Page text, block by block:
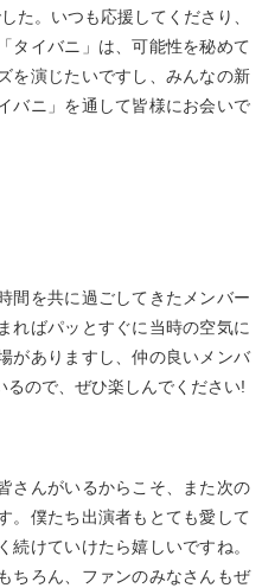
た。いつも応援してくださり、
タイバニ」は、可能性を秘めて
を演じたいですし、みんなの新
バニ」を通して皆様にお会いで
間を共に過ごしてきたメンバー
ればパッとすぐに当時の空気に
がありますし、仲の良いメンバ
ので、ぜひ楽しんでください!
さんがいるからこそ、また次の
。僕たち出演者もとても愛して
続けていけたら嬉しいですね。
ちろん、ファンのみなさんもぜ